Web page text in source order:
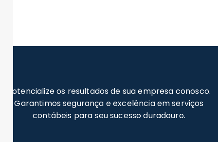
Potencialize os resultados de sua empresa conosco.
Garantimos segurança e excelência em serviços
contábeis para seu sucesso duradouro.